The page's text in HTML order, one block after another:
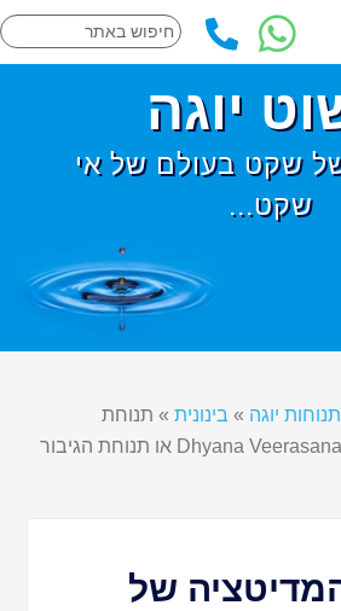
יוגה
שקט בעולם של אי
שקט...
תנוחות יוגה » בינונית » תנוחת
המדיטציה של הגיבור Dhyana Veerasana או תנוחת הגיבור
של